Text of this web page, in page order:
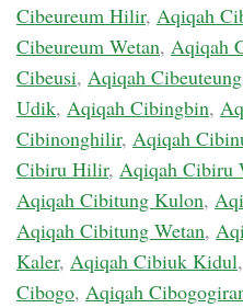
Cibeureum Hilir, Aqiqah
Cibeureum Wetan, Aqiqah
Cibeusi, Aqiqah
Udik, Aqiqah Cibingbin,
Cibinonghilir, Aqiqah
Cibiru Hilir, Aqiqah Cibiru
Aqiqah Cibitung Kulon,
Aqiqah Cibitung Wetan,
Kaler, Aqiqah Cibiuk Kidul,
Cibogo, Aqiqah